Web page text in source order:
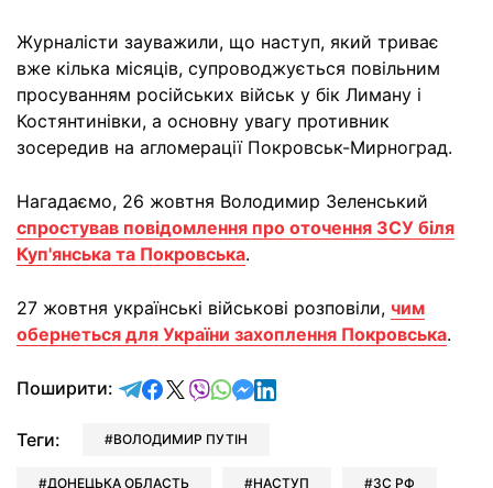
Журналісти зауважили, що наступ, який триває
вже кілька місяців, супроводжується повільним
просуванням російських військ у бік Лиману і
Костянтинівки, а основну увагу противник
зосередив на агломерації Покровськ-Мирноград.
Нагадаємо, 26 жовтня Володимир Зеленський
спростував повідомлення про оточення ЗСУ біля
Куп'янська та Покровська.
27 жовтня українські військові розповіли, чим
обернеться для України захоплення Покровська.
Поширити: відправити у Telegram
поділитись у Facebook
поділитись у X
відправити у Viber
відправити у Whatsapp
відправити у Messenger
відправити у LinkedIn
Теги: ВОЛОДИМИР ПУТІН
ДОНЕЦЬКА ОБЛАСТЬ НАСТУП ЗС РФ